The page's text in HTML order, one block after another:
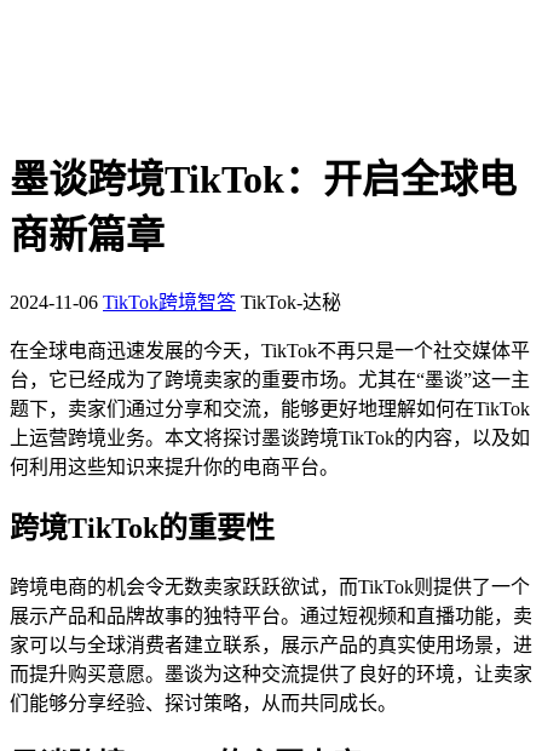
墨谈跨境TikTok：开启全球电
商新篇章
2024-11-06 TikTok跨境智答 TikTok-达秘
在全球电商迅速发展的今天，TikTok不再只是一个社交媒体平
台，它已经成为了跨境卖家的重要市场。尤其在“墨谈”这一主
题下，卖家们通过分享和交流，能够更好地理解如何在TikTok
上运营跨境业务。本文将探讨墨谈跨境TikTok的内容，以及如
何利用这些知识来提升你的电商平台。
跨境TikTok的重要性
跨境电商的机会令无数卖家跃跃欲试，而TikTok则提供了一个
展示产品和品牌故事的独特平台。通过短视频和直播功能，卖
家可以与全球消费者建立联系，展示产品的真实使用场景，进
而提升购买意愿。墨谈为这种交流提供了良好的环境，让卖家
们能够分享经验、探讨策略，从而共同成长。